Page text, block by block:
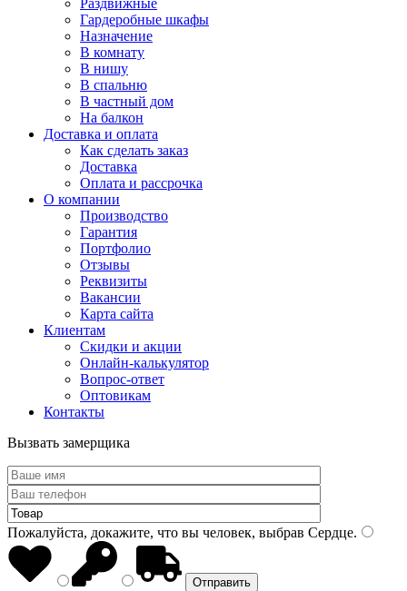
Раздвижные
Гардеробные шкафы
Назначение
В комнату
В нишу
В спальню
В частный дом
На балкон
Доставка и оплата
Как сделать заказ
Доставка
Оплата и рассрочка
О компании
Производство
Гарантия
Портфолио
Отзывы
Реквизиты
Вакансии
Карта сайта
Клиентам
Скидки и акции
Онлайн-калькулятор
Вопрос-ответ
Оптовикам
Контакты
Вызвать замерщика
Пожалуйста, докажите, что вы человек, выбрав Сердце.